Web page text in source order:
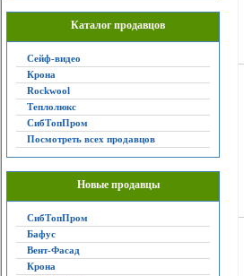
Каталог продавцов
Сейф-видео
Крона
Rockwool
Теплолюкс
СибТопПром
Посмотреть всех продавцов
Новые продавцы
СибТопПром
Бафус
Вент-Фасад
Крона